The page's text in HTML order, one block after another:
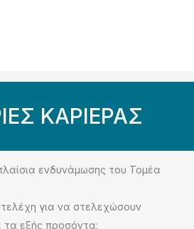
ΚΑΡΙΕΡΑΣ
ενδυνάμωσης του Τομέα
για να στελεχώσουν
τα εξής προσόντα: